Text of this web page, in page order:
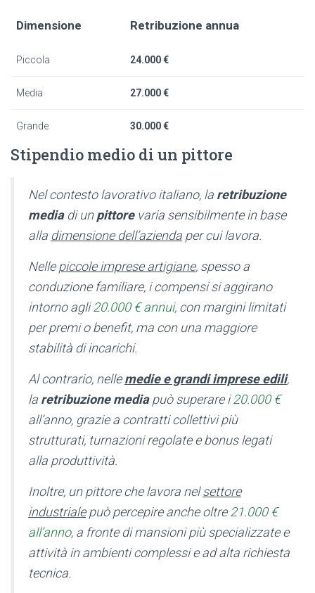
Dimensione Retribuzione annua
Piccola 24.000 €
Media 27.000 €
Grande 30.000 €
Stipendio medio di un pittore
Nel contesto lavorativo italiano, la retribuzione
mediadi unpittorevaria sensibilmente in base
alla dimensione dell’azienda per cui lavora.
Nellepiccole imprese artigiane, spesso a
conduzione familiare, i compensi si aggirano
intorno agli20.000 € annui, con margini limitati
per premi o benefit, ma con una maggiore
stabilità di incarichi.
Al contrario, nellemedie e grandi imprese edili,
la retribuzione mediapuò superare i20.000 €
all’anno, grazie a contratti collettivi più
strutturati, turnazioni regolate e bonus legati
alla produttività.
Inoltre, un pittore che lavora nelsettore
industrialepuò percepire anche oltre21.000 €
all’anno, a fronte di mansioni più specializzate e
attività in ambienti complessi e ad alta richiesta
tecnica.